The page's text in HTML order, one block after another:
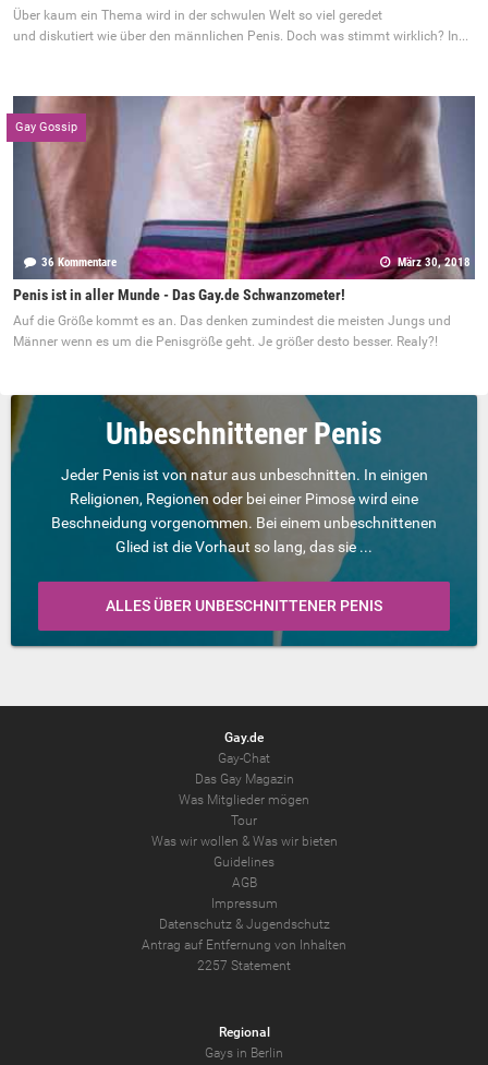
Über kaum ein Thema wird in der schwulen Welt so viel geredet
und diskutiert wie über den männlichen Penis. Doch was stimmt wirklich? In...
Gay Gossip
36 Kommentare März 30, 2018
Penis ist in aller Munde - Das Gay.de Schwanzometer!
Auf die Größe kommt es an. Das denken zumindest die meisten Jungs und
Männer wenn es um die Penisgröße geht. Je größer desto besser. Realy?!
Unbeschnittener Penis
Jeder Penis ist von natur aus unbeschnitten. In einigen
Religionen, Regionen oder bei einer Pimose wird eine
Beschneidung vorgenommen. Bei einem unbeschnittenen
Glied ist die Vorhaut so lang, das sie ...
ALLES ÜBER UNBESCHNITTENER PENIS
Gay.de
Gay-Chat
Das Gay Magazin
Was Mitglieder mögen
Tour
Was wir wollen & Was wir bieten
Guidelines
AGB
Impressum
Datenschutz& Jugendschutz
Antrag auf Entfernung von Inhalten
2257 Statement
Regional
Gays in Berlin